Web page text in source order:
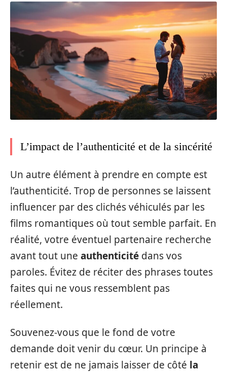
L’impact de l’authenticité et de la sincérité
Un autre élément à prendre en compte est
l’authenticité. Trop de personnes se laissent
influencer par des clichés véhiculés par les
films romantiques où tout semble parfait. En
réalité, votre éventuel partenaire recherche
avant tout une authenticité dans vos
paroles. Évitez de réciter des phrases toutes
faites qui ne vous ressemblent pas
réellement.
Souvenez-vous que le fond de votre
demande doit venir du cœur. Un principe à
retenir est de ne jamais laisser de côté la